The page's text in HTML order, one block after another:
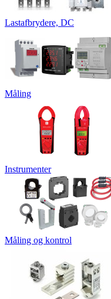
Lastafbrydere, DC
Måling
Instrumenter
Måling og kontrol